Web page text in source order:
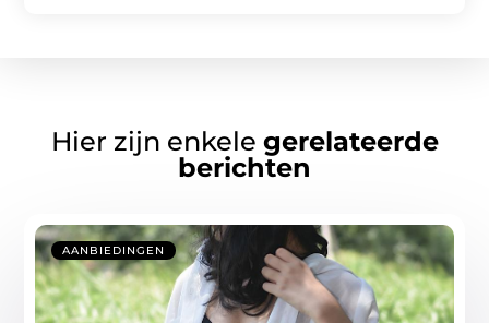
Hier zijn enkele gerelateerde
berichten
AANBIEDINGEN